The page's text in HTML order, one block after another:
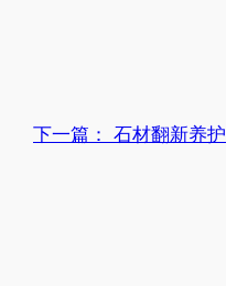
下一篇： 石材翻新养护